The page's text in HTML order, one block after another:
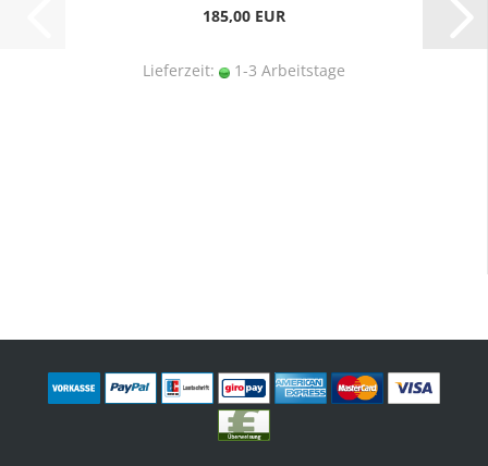
185,00 EUR
Lieferzeit: 1-3 Arbeitstage